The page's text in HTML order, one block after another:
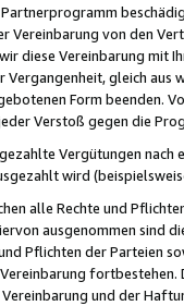
Vereinbarung von den
diese Vereinbarung mit
Vergangenheit, gleich
Form beenden.
Verstoß gegen die
Vergütungen
wird
alle Rechte und
ausgenommen sind
Pflichten der Parteien
und der